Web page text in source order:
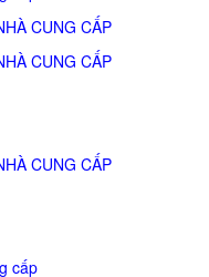
CUNG CẤP
CUNG CẤP
CUNG CẤP
cấp